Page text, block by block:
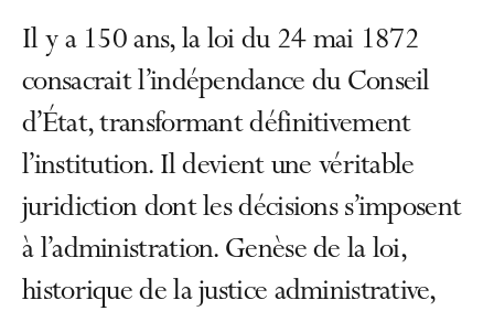
Il y a 150 ans, la loi du 24 mai 1872
consacrait l’indépendance du Conseil
d’État, transformant définitivement
l’institution. Il devient une véritable
juridiction dont les décisions s’imposent
à l’administration. Genèse de la loi,
historique de la justice administrative,